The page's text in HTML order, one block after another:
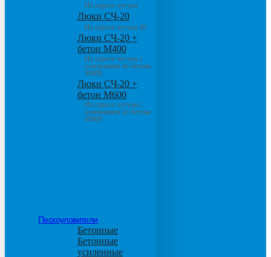
Из серого чугуна
Люки СЧ-20
Из серого чугуна 20
Люки СЧ-20 +
бетон М400
Из серого чугуна с
основанием из бетона
М400
Люки СЧ-20 +
бетон М600
Из серого чугуна с
основанием из бетона
М600
Пескоуловители
Бетонные
Бетонные
усиленные